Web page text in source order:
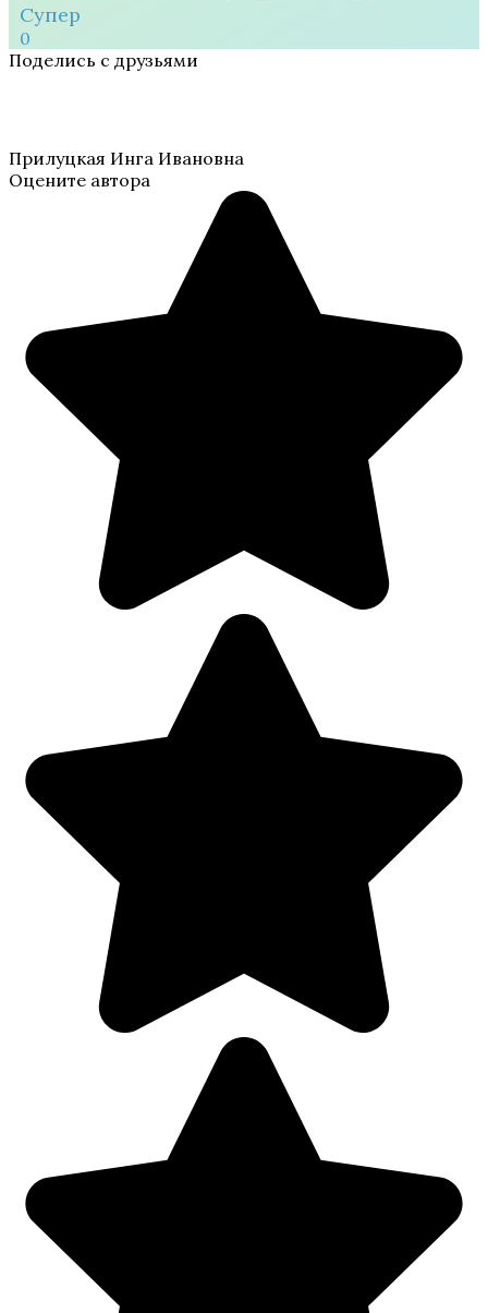
Супер
0
Поделись с друзьями
Прилуцкая Инга Ивановна
Оцените автора